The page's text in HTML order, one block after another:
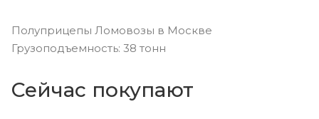
Полуприцепы Ломовозы в Москве
Грузоподъемность: 38 тонн
Сейчас покупают